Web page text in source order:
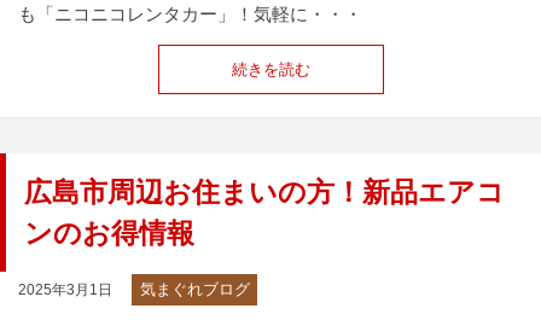
も「ニコニコレンタカー」！気軽に・・・
続きを読む
広島市周辺お住まいの方！新品エアコ
ンのお得情報
2025年3月1日 気まぐれブログ